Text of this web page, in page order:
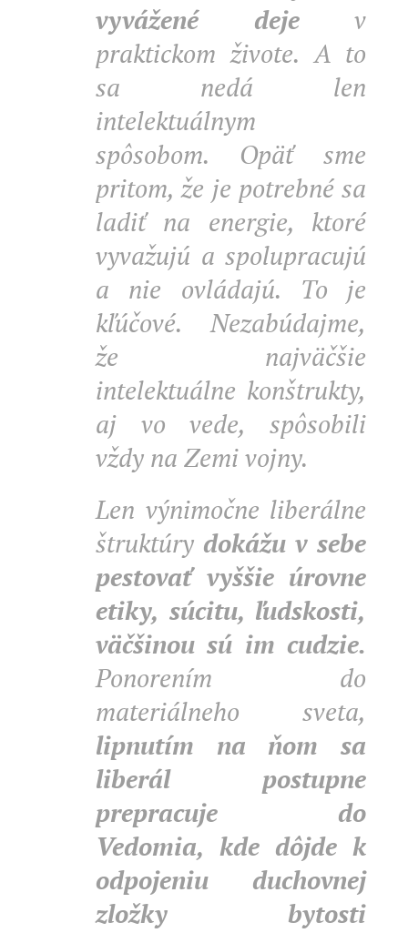
vyvážené deje v
praktickom živote. A to
sa nedá len
intelektuálnym
spôsobom. Opäť sme
pritom, že je potrebné sa
ladiť na energie, ktoré
vyvažujú a spolupracujú
a nie ovládajú. To je
kľúčové. Nezabúdajme,
že najväčšie
intelektuálne konštrukty,
aj vo vede, spôsobili
vždy na Zemi vojny.
Len výnimočne liberálne
štruktúry dokážu v sebe
pestovať vyššie úrovne
etiky, súcitu, ľudskosti,
väčšinou sú im cudzie.
Ponorením do
materiálneho sveta,
lipnutím na ňom sa
liberál postupne
prepracuje do
Vedomia, kde dôjde k
odpojeniu duchovnej
zložky bytosti